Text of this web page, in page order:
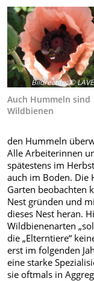
Bildrechte:©
Auch Hummeln sind
Wildbienen
den Hummeln
Alle Arbeiterinnen
spätestens im
auch im Boden. Die
Garten beobachten
Nest gründen und
dieses Nest heran.
Wildbienenarten
die „Elterntiere“
erst im folgenden
eine starke
sie oftmals in